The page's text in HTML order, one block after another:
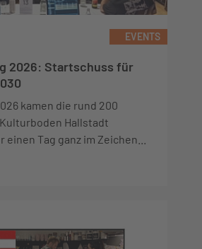
EVENTS
2026: Startschuss für
kamen die rund 200
Hallstadt
einen Tag ganz im Zeichen...